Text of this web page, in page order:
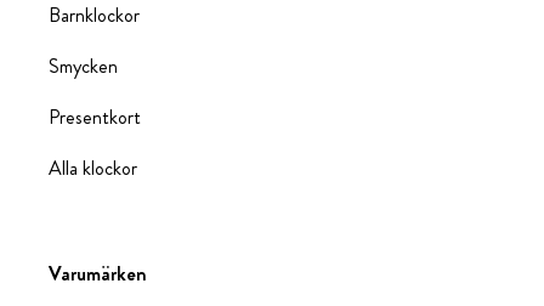
Barnklockor
Smycken
Presentkort
Alla klockor
Varumärken